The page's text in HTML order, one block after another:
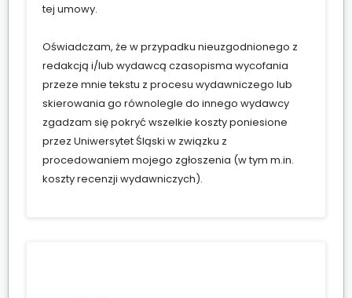
tej umowy.
Oświadczam, że w przypadku nieuzgodnionego z
redakcją i/lub wydawcą czasopisma wycofania
przeze mnie tekstu z procesu wydawniczego lub
skierowania go równolegle do innego wydawcy
zgadzam się pokryć wszelkie koszty poniesione
przez Uniwersytet Śląski w związku z
procedowaniem mojego zgłoszenia (w tym m.in.
koszty recenzji wydawniczych).